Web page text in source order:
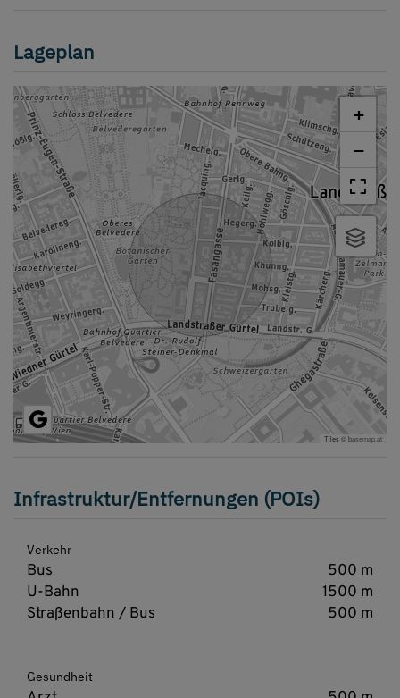
Lageplan
+
−
Tiles ©basemap.at
Infrastruktur/Entfernungen (POIs)
Verkehr
Bus
500 m
U-Bahn
1500 m
Straßenbahn / Bus
500 m
Gesundheit